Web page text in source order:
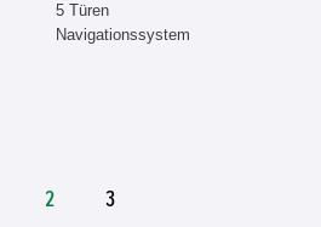
5 Türen
Navigationssystem
2 3